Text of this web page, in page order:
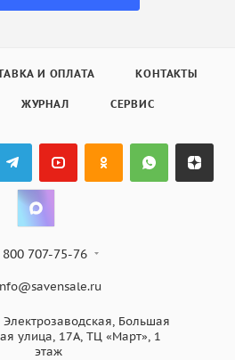
И ОПЛАТА КОНТАКТЫ
ЖУРНАЛ СЕРВИС
800 707-75-76
Электрозаводская, Большая
улица, 17А, ТЦ «Март», 1
этаж